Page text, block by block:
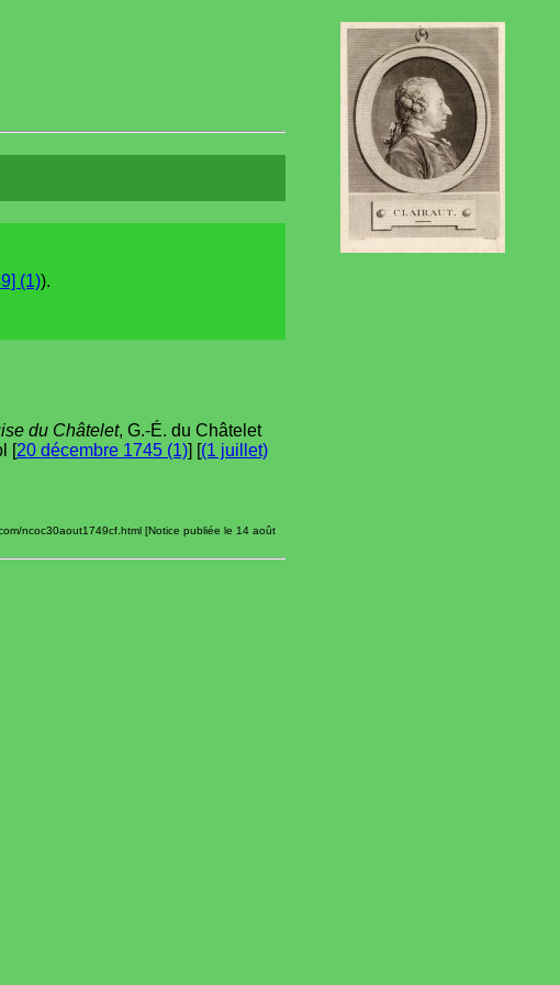
(1)).
du Châtelet, G.-É. du Châtelet
[20 décembre 1745 (1)] [(1 juillet)
ncoc30aout1749cf.html [Notice publiée le 14 août